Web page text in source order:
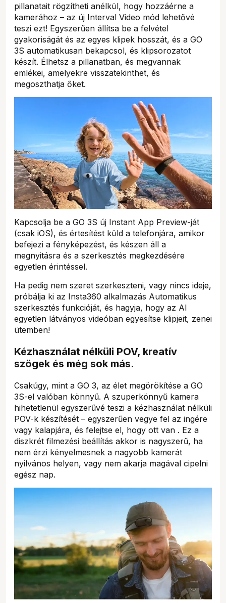
pillanatait rögzítheti anélkül, hogy hozzáérne a
kamerához – az új Interval Video mód lehetővé
teszi ezt! Egyszerűen állítsa be a felvétel
gyakoriságát és az egyes klipek hosszát, és a GO
3S automatikusan bekapcsol, és klipsorozatot
készít. Élhetsz a pillanatban, és megvannak
emlékei, amelyekre visszatekinthet, és
megoszthatja őket.
Kapcsolja be a GO 3S új Instant App Preview-ját
(csak iOS), és értesítést küld a telefonjára, amikor
befejezi a fényképezést, és készen áll a
megnyitásra és a szerkesztés megkezdésére
egyetlen érintéssel.
Ha pedig nem szeret szerkeszteni, vagy nincs ideje,
próbálja ki az Insta360 alkalmazás Automatikus
szerkesztés funkcióját, és hagyja, hogy az AI
egyetlen látványos videóban egyesítse klipjeit, zenei
ütemben!
Kézhasználat nélküli POV, kreatív
szögek és még sok más.
Csakúgy, mint a GO 3, az élet megörökítése a GO
3S-el valóban könnyű. A szuperkönnyű kamera
hihetetlenül egyszerűvé teszi a kézhasználat nélküli
POV-k készítését – egyszerűen vegye fel az ingére
vagy kalapjára, és felejtse el, hogy ott van . Ez a
diszkrét filmezési beállítás akkor is nagyszerű, ha
nem érzi kényelmesnek a nagyobb kamerát
nyilvános helyen, vagy nem akarja magával cipelni
egész nap.